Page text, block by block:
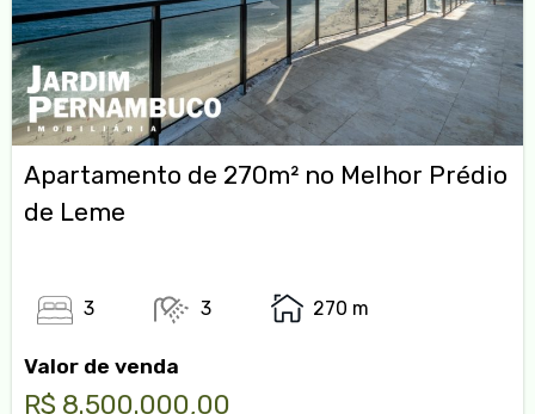
Apartamento de 270m² no Melhor Prédio
de Leme
3 3 270 m
Valor de venda
R$ 8.500.000,00